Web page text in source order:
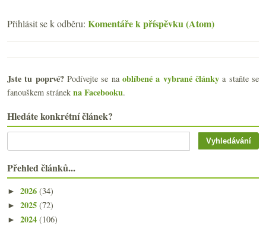
Přihlásit se k odběru: Komentáře k příspěvku (Atom)
Jste tu poprvé?Podívejte se naoblíbené a vybrané články a staňte se
fanouškem stránek na Facebooku.
Hledáte konkrétní článek?
Přehled článků...
► 2026 (34)
► 2025 (72)
► 2024 (106)